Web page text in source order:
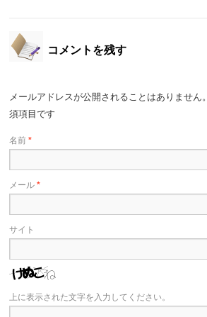
コメントを残す
メールアドレスが公開されることはありません。
須項目です
名前*
メール*
サイト
上に表示された文字を入力してください。